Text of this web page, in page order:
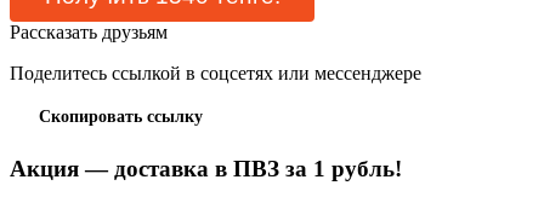
Рассказать друзьям
Поделитесь ссылкой в соцсетях или мессенджере
Скопировать ссылку
Акция — доставка в ПВЗ за 1 рубль!